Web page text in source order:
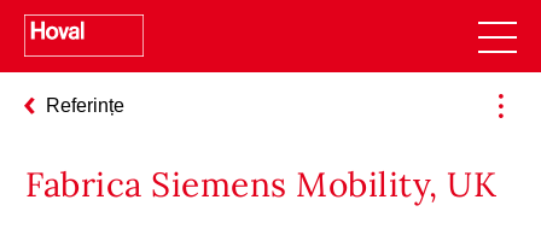
Referințe
Fabrica Siemens Mobility, UK